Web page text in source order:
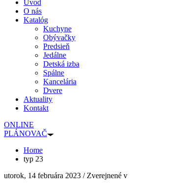
Úvod
O nás
Katalóg
Kuchyne
Obývačky
Predsieň
Jedálne
Detská izba
Spálne
Kancelária
Dvere
Aktuality
Kontakt
ONLINE
PLÁNOVAČ
Home
typ 23
utorok, 14 februára 2023 /Zverejnené v